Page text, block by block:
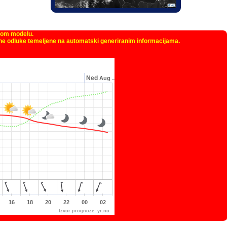
modelu.
odluke temeljene na automatski generiranim informacijama.
16 18 20 22 00 02
Ned Aug …
Izvor prognoze: yr.no